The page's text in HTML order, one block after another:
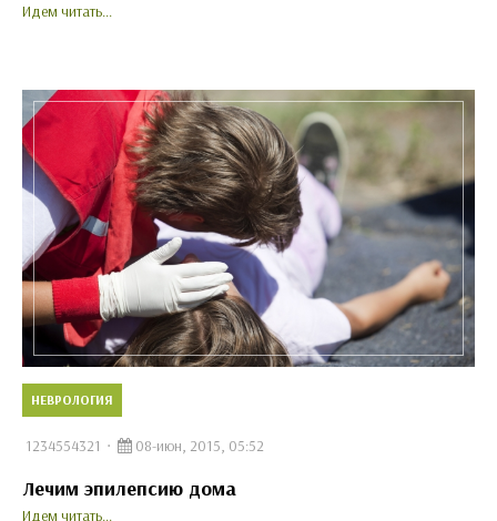
Идем читать...
НЕВРОЛОГИЯ
1234554321 08-июн, 2015, 05:52
Лечим эпилепсию дома
Идем читать...